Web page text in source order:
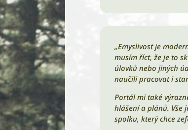
„Emyslivost je
musím říct, že je to
úlovků nebo jiných
naučili pracovat i
Portál mi také
hlášení a plánů. Vše
spolku, který chce